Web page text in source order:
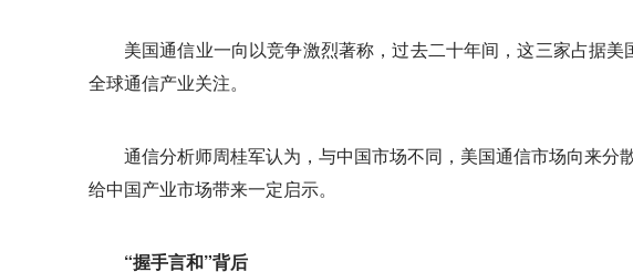
美国通信业一向以竞争激烈著称，过去二十年间，这三家占据
全球通信产业关注。
通信分析师周桂军认为，与中国市场不同，美国通信市场向来
给中国产业市场带来一定启示。
“握手言和”背后